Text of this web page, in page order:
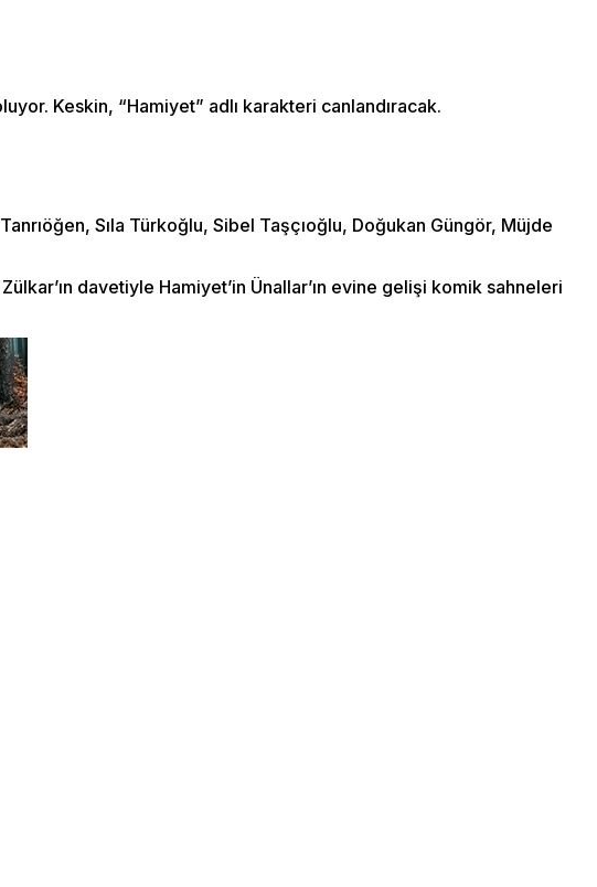
Keskin, “Hamiyet” adlı karakteri canlandıracak.
Tanrıöğen, Sıla Türkoğlu, Sibel Taşçıoğlu, Doğukan Güngör, Müjde
davetiyle Hamiyet’in Ünallar’ın evine gelişi komik sahneleri